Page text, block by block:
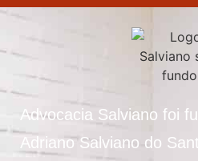
Advocacia Salviano foi
Adriano Salviano do